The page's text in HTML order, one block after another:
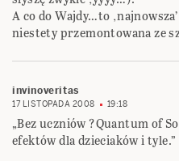
A co do Wajdy…to
niestety przemontowana ze
invinoveritas
17 LISTOPADA 2008 19:18
„Bez uczniów ?Quantum of
efektów dla dzieciaków i tyle.”